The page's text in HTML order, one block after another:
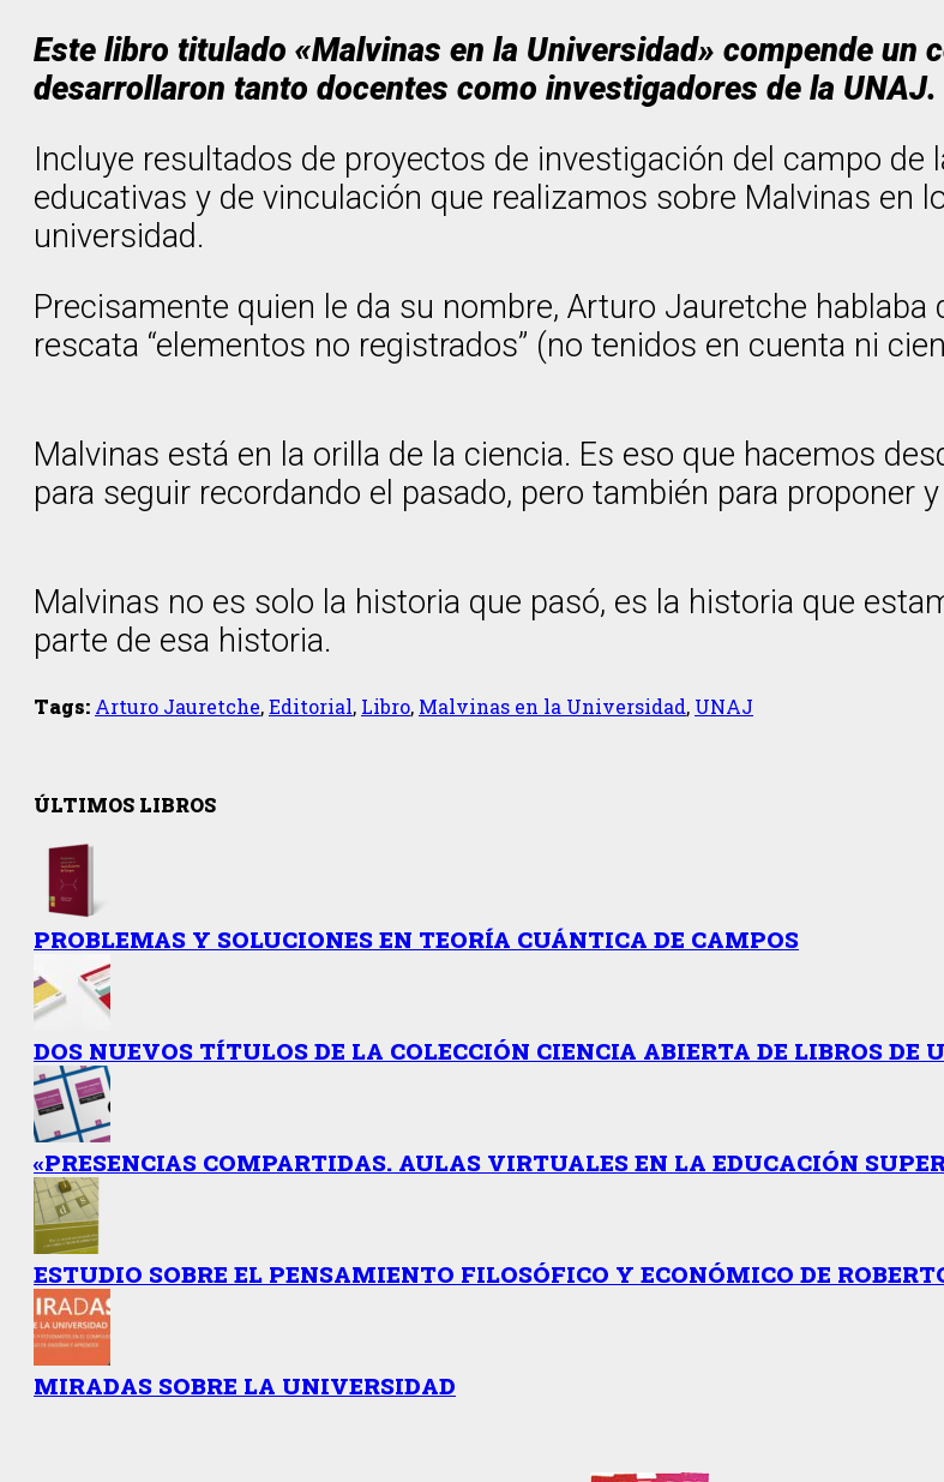
Este libro titulado «Malvinas en la Universidad» compende un
desarrollaron tanto docentes como investigadores de la UNAJ.
Incluye resultados de proyectos de investigación del campo
educativas y de vinculación que realizamos sobre Malvinas en
universidad.
Precisamente quien le da su nombre, Arturo Jauretche hablaba
rescata “elementos no registrados” (no tenidos en cuenta ni
Malvinas está en la orilla de la ciencia. Es eso que hacemos
para seguir recordando el pasado, pero también para proponer
Malvinas no es solo la historia que pasó, es la historia que
parte de esa historia.
Tags: Arturo Jauretche,Editorial, Libro, Malvinas en la Universidad, UNAJ
ÚLTIMOS LIBROS
PROBLEMAS Y SOLUCIONES EN TEORÍA CUÁNTICA DE CAMPOS
DOS NUEVOS TÍTULOS DE LA COLECCIÓN CIENCIA ABIERTA DE LIBROS DE
«PRESENCIAS COMPARTIDAS. AULAS VIRTUALES EN LA EDUCACIÓN
ESTUDIO SOBRE EL PENSAMIENTO FILOSÓFICO Y ECONÓMICO DE
MIRADAS SOBRE LA UNIVERSIDAD